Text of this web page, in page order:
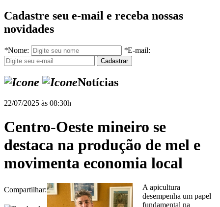
Cadastre seu e-mail e receba nossas
novidades
*Nome: *E-mail:
Notícias
22/07/2025 às 08:30h
Centro-Oeste mineiro se
destaca na produção de mel e
movimenta economia local
Compartilhar:
A apicultura
desempenha um papel
fundamental na